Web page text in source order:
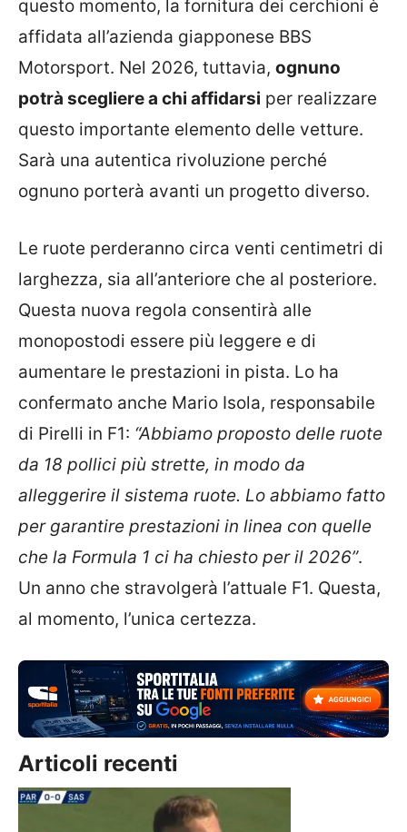
questo momento, la fornitura dei cerchioni è
affidata all’azienda giapponese BBS
Motorsport. Nel 2026, tuttavia, ognuno
potrà scegliere a chi affidarsi per realizzare
questo importante elemento delle vetture.
Sarà una autentica rivoluzione perché
ognuno porterà avanti un progetto diverso.
Le ruote perderanno circa venti centimetri di
larghezza, sia all’anteriore che al posteriore.
Questa nuova regola consentirà alle
monopostodi essere più leggere e di
aumentare le prestazioni in pista. Lo ha
confermato anche Mario Isola, responsabile
di Pirelli in F1: “Abbiamo proposto delle ruote
da 18 pollici più strette, in modo da
alleggerire il sistema ruote. Lo abbiamo fatto
per garantire prestazioni in linea con quelle
che la Formula 1 ci ha chiesto per il 2026”.
Un anno che stravolgerà l’attuale F1. Questa,
al momento, l’unica certezza.
Articoli recenti